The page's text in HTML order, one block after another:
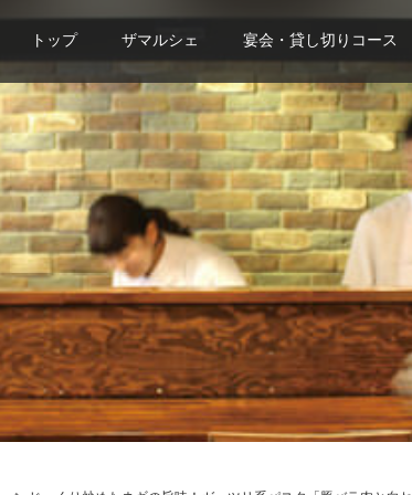
トップ ザマルシェ 宴会・貸し切りコース